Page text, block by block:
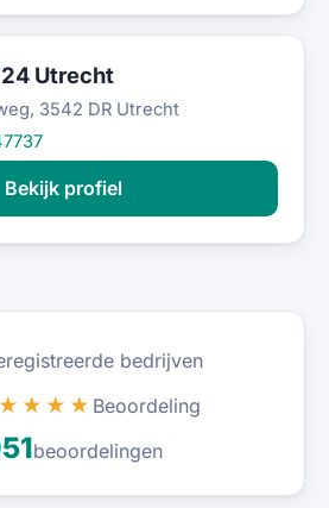
Utrecht
3542 DR Utrecht
Bekijk profiel
bedrijven
Beoordeling
beoordelingen